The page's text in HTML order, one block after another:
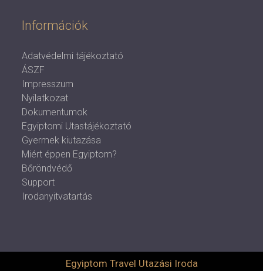
Információk
Adatvédelmi tájékoztató
ÁSZF
Impresszum
Nyilatkozat
Dokumentumok
Egyiptomi Utastájékoztató
Gyermek kiutazása
Miért éppen Egyiptom?
Bőröndvédő
Support
Irodanyitvatartás
Egyiptom Travel Utazási Iroda